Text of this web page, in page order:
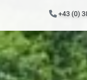
+43 (0)